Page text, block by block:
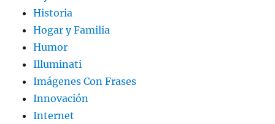
Historia
Hogar y Familia
Humor
Illuminati
Imágenes Con Frases
Innovación
Internet